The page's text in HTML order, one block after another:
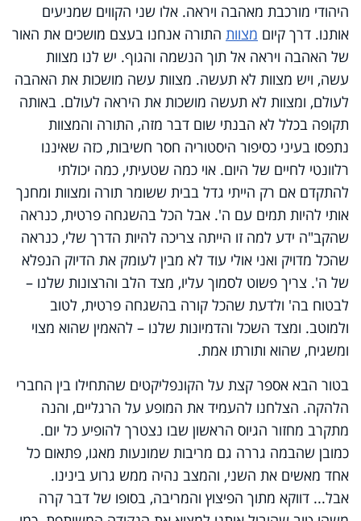
היהודי מורכבת מאהבה ויראה. אלו שני הקווים שמניעים
אותנו. דרך קיום מצוות התורה אנחנו בעצם מושכים את האור
של האהבה ויראה אל תוך הנשמה והגוף. יש לנו מצוות
עשה, ויש מצוות לא תעשה. מצוות עשה מושכות את האהבה
לעולם, ומצוות לא תעשה מושכות את היראה לעולם. באותה
תקופה בכלל לא הבנתי שום דבר מזה, התורה והמצוות
נתפסו בעיני כסיפור היסטוריה חסר חשיבות, כזה שאיננו
רלוונטי לחיים של היום. אוי כמה שטעיתי, כמה יכולתי
להתקדם אם רק הייתי גדל בבית ששומר תורה ומצוות ומחנך
אותי להיות תמים עם ה'. אבל הכל בהשגחה פרטית, כנראה
שהקב"ה ידע למה זו הייתה צריכה להיות הדרך שלי, כנראה
שהכל מדויק ואני אולי עוד לא מבין לעומק את הדיוק הנפלא
של ה'. צריך פשוט לסמוך עליו, מצד הלב והרצונות שלנו –
לבטוח בה' ולדעת שהכל קורה בהשגחה פרטית, לטוב
ולמוטב. ומצד השכל והדמיונות שלנו – להאמין שהוא מצוי
ומשגיח, שהוא ותורתו אמת.
בטור הבא אספר קצת על הקונפליקטים שהתחילו בין החברי
הלהקה. הצלחנו להעמיד את המופע על הרגליים, והנה
מתקרב מחזור הגיוס הראשון שבו נצטרך להופיע כל יום.
כמובן שהבמה גררה גם מריבות שמונעות מאגו, פתאום כל
אחד מאשים את השני, והמצב נהיה ממש גרוע בינינו.
אבל... דווקא מתוך הפיצוץ והמריבה, בסופו של דבר קרה